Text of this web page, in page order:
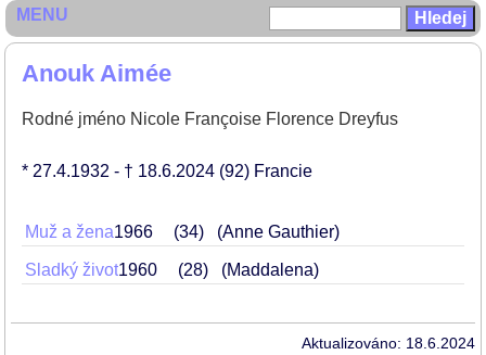
Anouk Aimée
Rodné jméno Nicole Françoise Florence Dreyfus
* 27.4.1932 - † 18.6.2024 (92) Francie
Muž a žena1966 34 (Anne Gauthier)
Sladký život1960 28 (Maddalena)
Aktualizováno: 18.6.2024
MENU